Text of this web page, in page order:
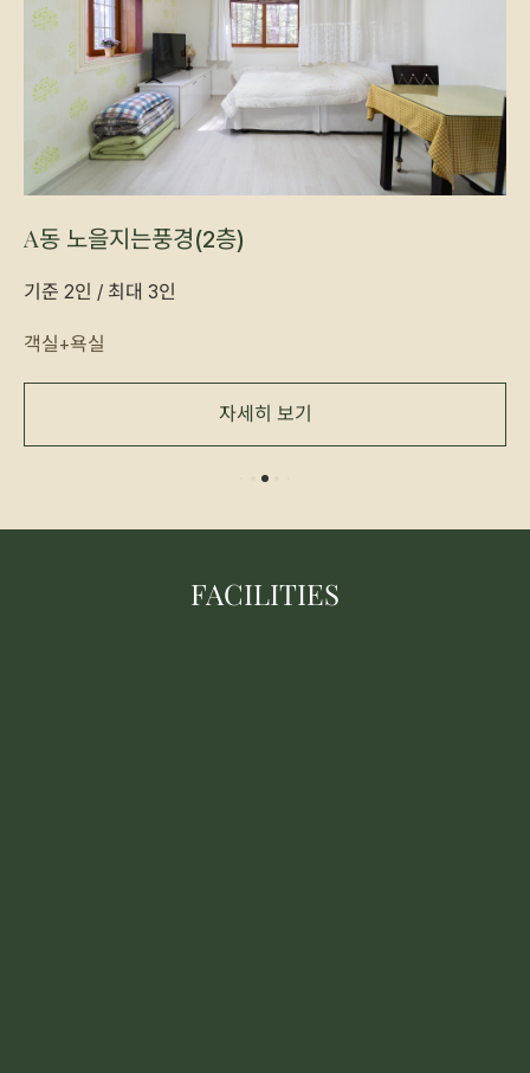
A동 노을지는풍경(2층)
기준 2인 / 최대 3인
객실+욕실
자세히 보기
FACILITIES